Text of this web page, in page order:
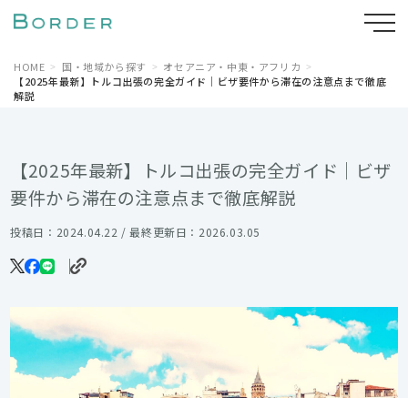
HOME 国・地域から探す
オセアニア・中東・アフリカ
【2025年最新】トルコ出張の完全ガイド｜ビザ要件から滞在の注意点まで徹底
解説
【2025年最新】トルコ出張の完全ガイド｜ビザ
要件から滞在の注意点まで徹底解説
投稿日：2024.04.22 / 最終更新日：2026.03.05